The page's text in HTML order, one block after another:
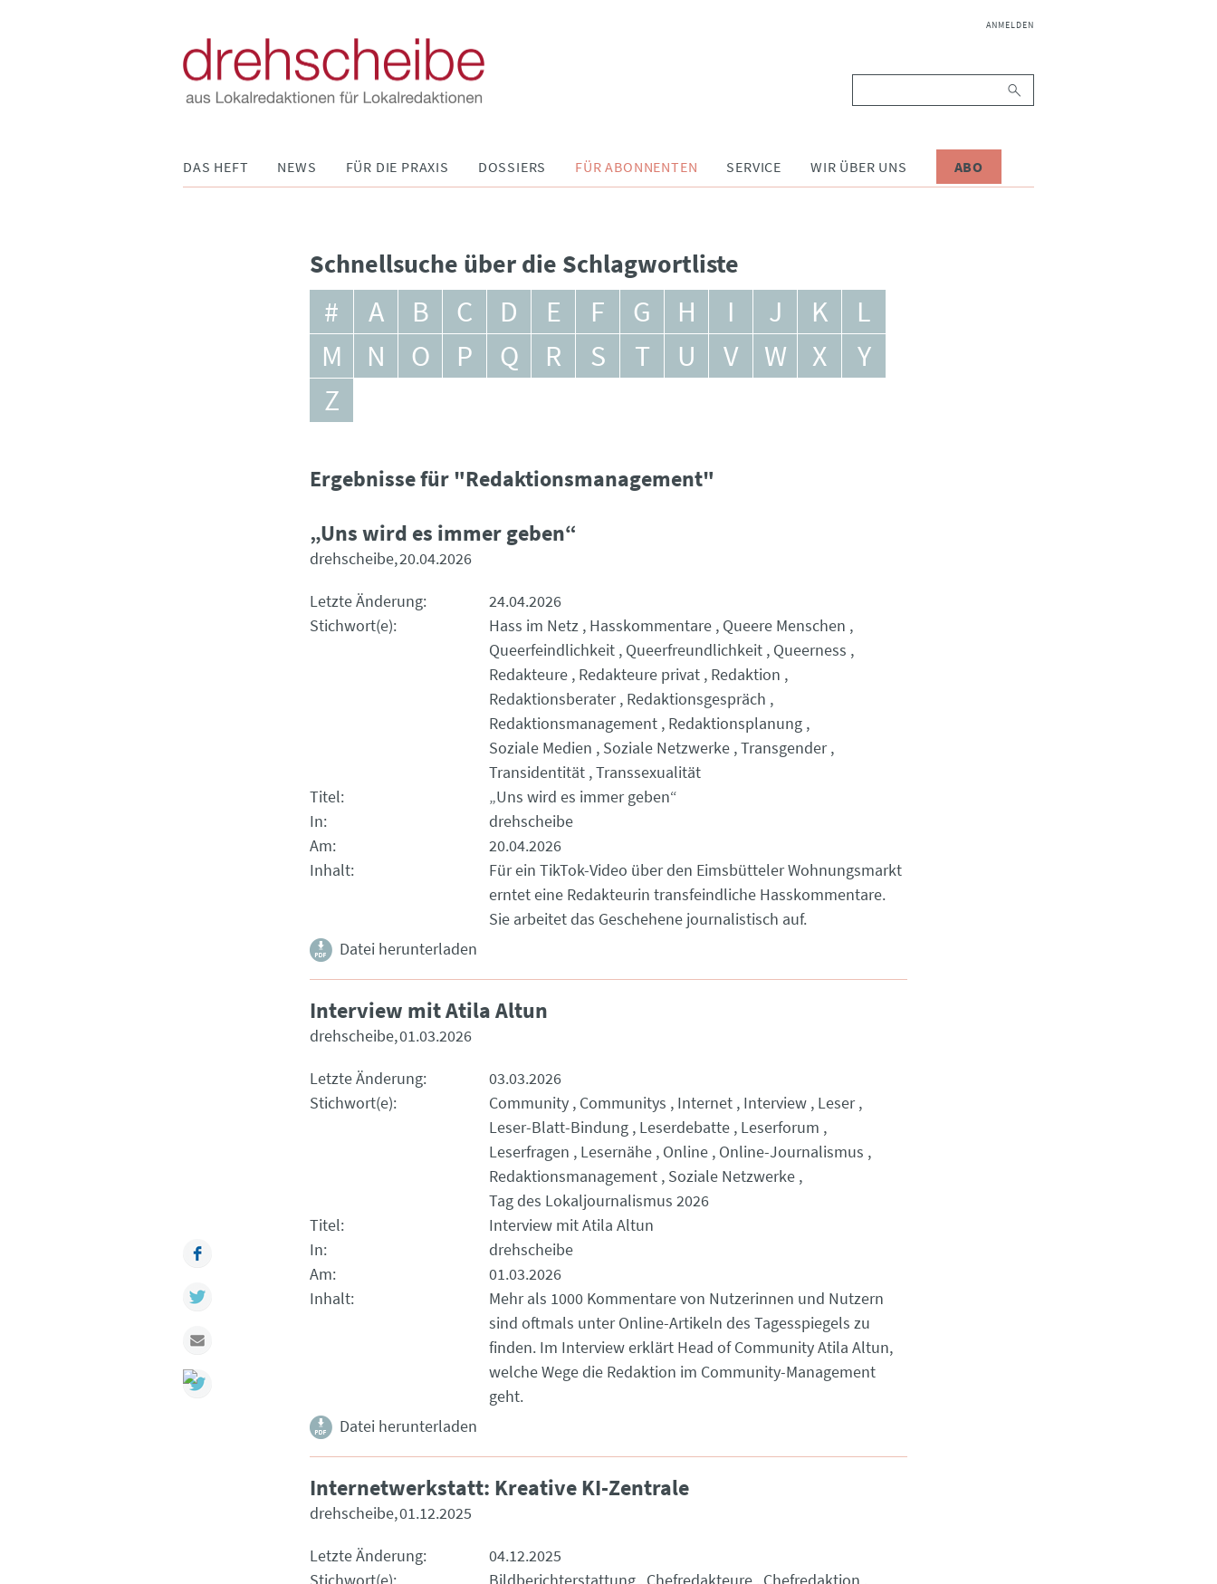
NAVIGATION
ANMELDEN
DAS HEFT NEWS FÜR DIE PRAXIS DOSSIERS FÜR ABONNENTEN SERVICE WIR ÜBER UNS ABO
Schnellsuche über die Schlagwortliste
# A B C D E F G H I J K
L
M
N O P Q R S T U V W X
Y
Z
Ergebnisse für "Redaktionsmanagement"
„Uns wird es immer geben“
drehscheibe 20.04.2026
Letzte Änderung
24.04.2026
Stichwort(e)
Hass im Netz Hasskommentare Queere Menschen
Queerfeindlichkeit Queerfreundlichkeit Queerness
Redakteure Redakteure privat Redaktion
Redaktionsberater Redaktionsgespräch
Redaktionsmanagement Redaktionsplanung
Soziale Medien
Soziale Netzwerke Transgender
Transidentität Transsexualität
Titel
„Uns wird es immer geben“
In
drehscheibe
Am
20.04.2026
Inhalt
Für ein TikTok-Video über den Eimsbütteler Wohnungsmarkt
erntet eine Redakteurin transfeindliche Hasskommentare.
Sie arbeitet das Geschehene journalistisch auf.
Datei herunterladen
Interview mit Atila Altun
drehscheibe 01.03.2026
Letzte Änderung
03.03.2026
Stichwort(e)
Community Communitys Internet Interview Leser
Leser-Blatt-Bindung Leserdebatte Leserforum
Leserfragen
Lesernähe Online Online-Journalismus
Redaktionsmanagement Soziale Netzwerke
Tag des Lokaljournalismus 2026
Titel
Interview mit Atila Altun
In
drehscheibe
Am
01.03.2026
Inhalt
Mehr als 1000 Kommentare von Nutzerinnen und Nutzern
sind oftmals unter Online-Artikeln des Tagesspiegels zu
finden. Im Interview erklärt Head of Community Atila Altun,
welche Wege die Redaktion im Community-Management
geht.
Datei herunterladen
Internetwerkstatt: Kreative KI-Zentrale
drehscheibe 01.12.2025
Letzte Änderung
04.12.2025